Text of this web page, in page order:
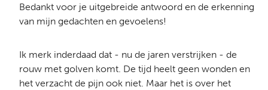
Bedankt voor je uitgebreide antwoord en de erkenning
van mijn gedachten en gevoelens!
Ik merk inderdaad dat - nu de jaren verstrijken - de
rouw met golven komt. De tijd heelt geen wonden en
het verzacht de pijn ook niet. Maar het is over het